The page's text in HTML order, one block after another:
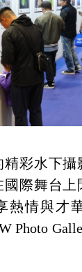
彩水下攝
際舞台上
熱情與才
Photo